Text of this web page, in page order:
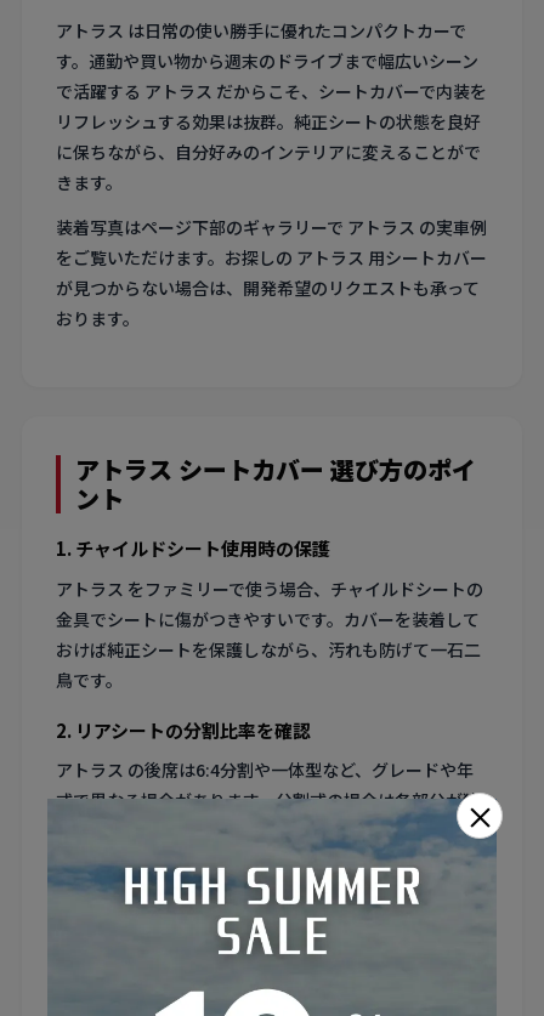
アトラス は日常の使い勝手に優れたコンパクトカーで
す。通勤や買い物から週末のドライブまで幅広いシーン
で活躍する アトラス だからこそ、シートカバーで内装を
リフレッシュする効果は抜群。純正シートの状態を良好
に保ちながら、自分好みのインテリアに変えることがで
きます。
装着写真はページ下部のギャラリーで アトラス の実車例
をご覧いただけます。お探しの アトラス 用シートカバー
が見つからない場合は、開発希望のリクエストも承って
おります。
アトラス シートカバー 選び方のポイ
ント
1. チャイルドシート使用時の保護
アトラス をファミリーで使う場合、チャイルドシートの
金具でシートに傷がつきやすいです。カバーを装着して
おけば純正シートを保護しながら、汚れも防げて一石二
鳥です。
2. リアシートの分割比率を確認
アトラス の後席は6:4分割や一体型など、グレードや年
式で異なる場合があります。分割式の場合は各部分が独
立して可倒できるカバーを選ぶと使い勝手が保たれま
す。
3. 日常使いの汚れに強い素材
アトラス は買い物や通勤と日常的に使う機会が多い車種
×